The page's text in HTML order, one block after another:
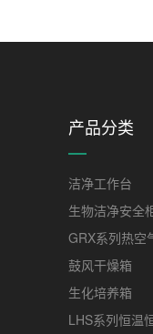
产品分类
洁净工作台
生物洁净安全
GRX系列热空
鼓风干燥箱
生化培养箱
LHS系列恒温